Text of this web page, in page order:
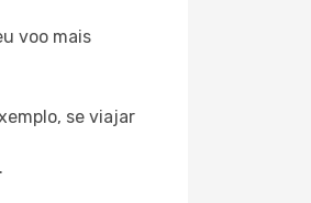
voo mais
se viajar